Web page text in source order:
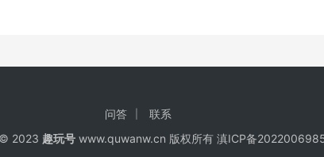
问答
联系
2023 趣玩号www.quwanw.cn 版权所有 滇ICP备